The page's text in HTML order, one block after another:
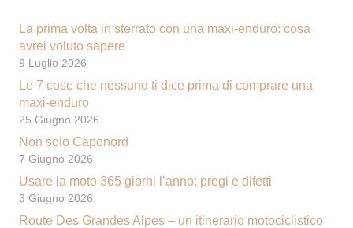
La prima volta in sterrato con una maxi-enduro: cosa
avrei voluto sapere
9 Luglio 2026
Le 7 cose che nessuno ti dice prima di comprare una
maxi-enduro
25 Giugno 2026
Non solo Caponord
7 Giugno 2026
Usare la moto 365 giorni l’anno: pregi e difetti
3 Giugno 2026
Route Des Grandes Alpes – un itinerario motociclistico